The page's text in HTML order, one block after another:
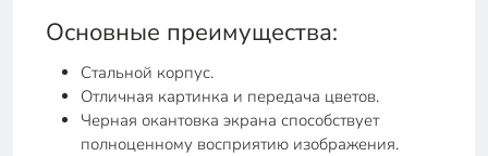
Основные преимущества:
Стальной корпус.
Отличная картинка и передача цветов.
Черная окантовка экрана способствует
полноценному восприятию изображения.